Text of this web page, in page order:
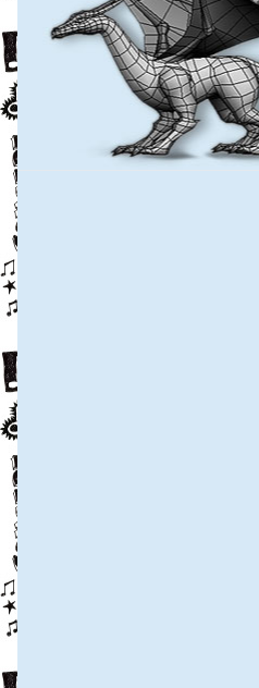
פרסומת לרהיטי דורון-2017
פרסומת לסנו אקסיג'ל-
2017
פרסומת לחברת נדל"ן-2018
https://youtu.be/UZEd8pah5Pg